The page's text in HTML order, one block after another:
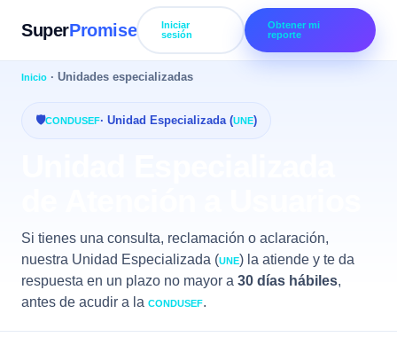
SuperPromise
Iniciar
sesión
Obtener mi
reporte
Inicio · Unidades especializadas
🛡CONDUSEF· Unidad Especializada (UNE)
Si tienes una consulta, reclamación o aclaración,
nuestra Unidad Especializada (UNE) la atiende y te da
respuesta en un plazo no mayor a 30 días hábiles,
antes de acudir a la CONDUSEF.